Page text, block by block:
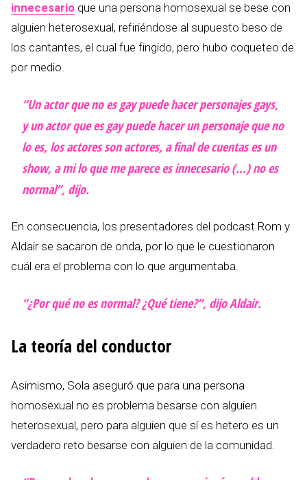
innecesario que una persona homosexual se bese con
alguien heterosexual, refiriéndose al supuesto beso de
los cantantes, el cual fue fingido, pero hubo coqueteo de
por medio.
“Un actor que no es gay puede hacer personajes gays,
y un actor que es gay puede hacer un personaje que no
lo es, los actores son actores, a final de cuentas es un
show, a mi lo que me parece es innecesario (…) no es
normal”, dijo.
En consecuencia, los presentadores del podcast Rom y
Aldair se sacaron de onda, por lo que le cuestionaron
cuál era el problema con lo que argumentaba.
“¿Por qué no es normal? ¿Qué tiene?”, dijo Aldair.
La teoría del conductor
Asimismo, Sola aseguró que para una persona
homosexual no es problema besarse con alguien
heterosexual, pero para alguien que sí es hetero es un
verdadero reto besarse con alguien de la comunidad.